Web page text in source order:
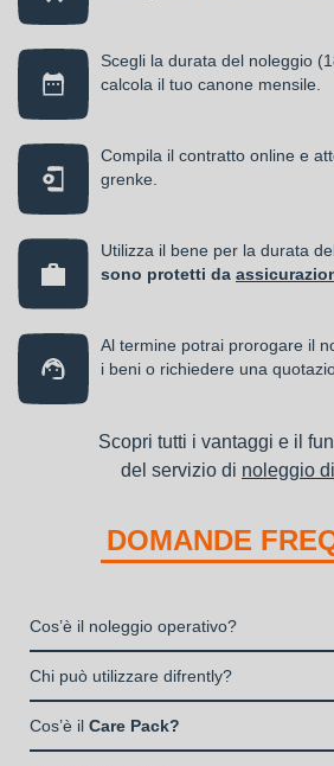
Scegli la durata del noleggio
calcola il tuo canone mensile.
Compila il contratto online e
grenke.
Utilizza il bene per la durata
sono protetti da
Al termine potrai prorogare il
i beni o richiedere una
Scopri tutti i vantaggi e il
del servizio di noleggio
DOMANDE
Cos’è il noleggio operativo?
Il noleggio, o locazione operativa, è
alla propria attività a fronte del
periodico.
Chi può utilizzare difrently?
Liberi Professionisti e
Cos’è il Care Pack?